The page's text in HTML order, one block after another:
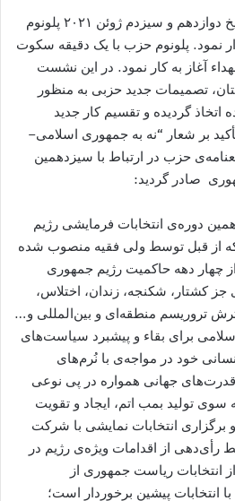
حزب مردم بلوچستان به تاریخ دوازدهم و سیزدم ژوئن ۲۰۲۱ پلونوم
نمود. پلونوم حزب با یک دقیقه سکوت
آغاز به کار نمود. در این نشست
تصمیمات جدید حزبی به منظور
اتخاذ گردیده و تقسیم کار جدید
بر شعار “نه به جمهوری اسلامی–
حزب در ارتباط با سیزدهمین
صادر گردید:
دوره‌ی انتخابات فرمایشی رژیم
که از قبل توسط ولی فقیه منصوب شده
چهار دهه حاکمیت رژیم جمهوری
کشتار، شکنجه، زندان، اختلاس،
تروریسم منطقه‌ای و بین‌المللی و…
برای بقاء و پیشبرد سیاست‌های
خود در مواجه‌ی با نُرم‌های
جهانی همواره در پی نوعی
تولید بمب اتم، ایجاد و تقویت
برگزاری انتخابات نمایشی با شرکت
رأی‌دهی از اقدامات ویژه‌ی رژیم در
انتخابات ریاست جمهوری از
انتخابات پیشین برخوردار است؛